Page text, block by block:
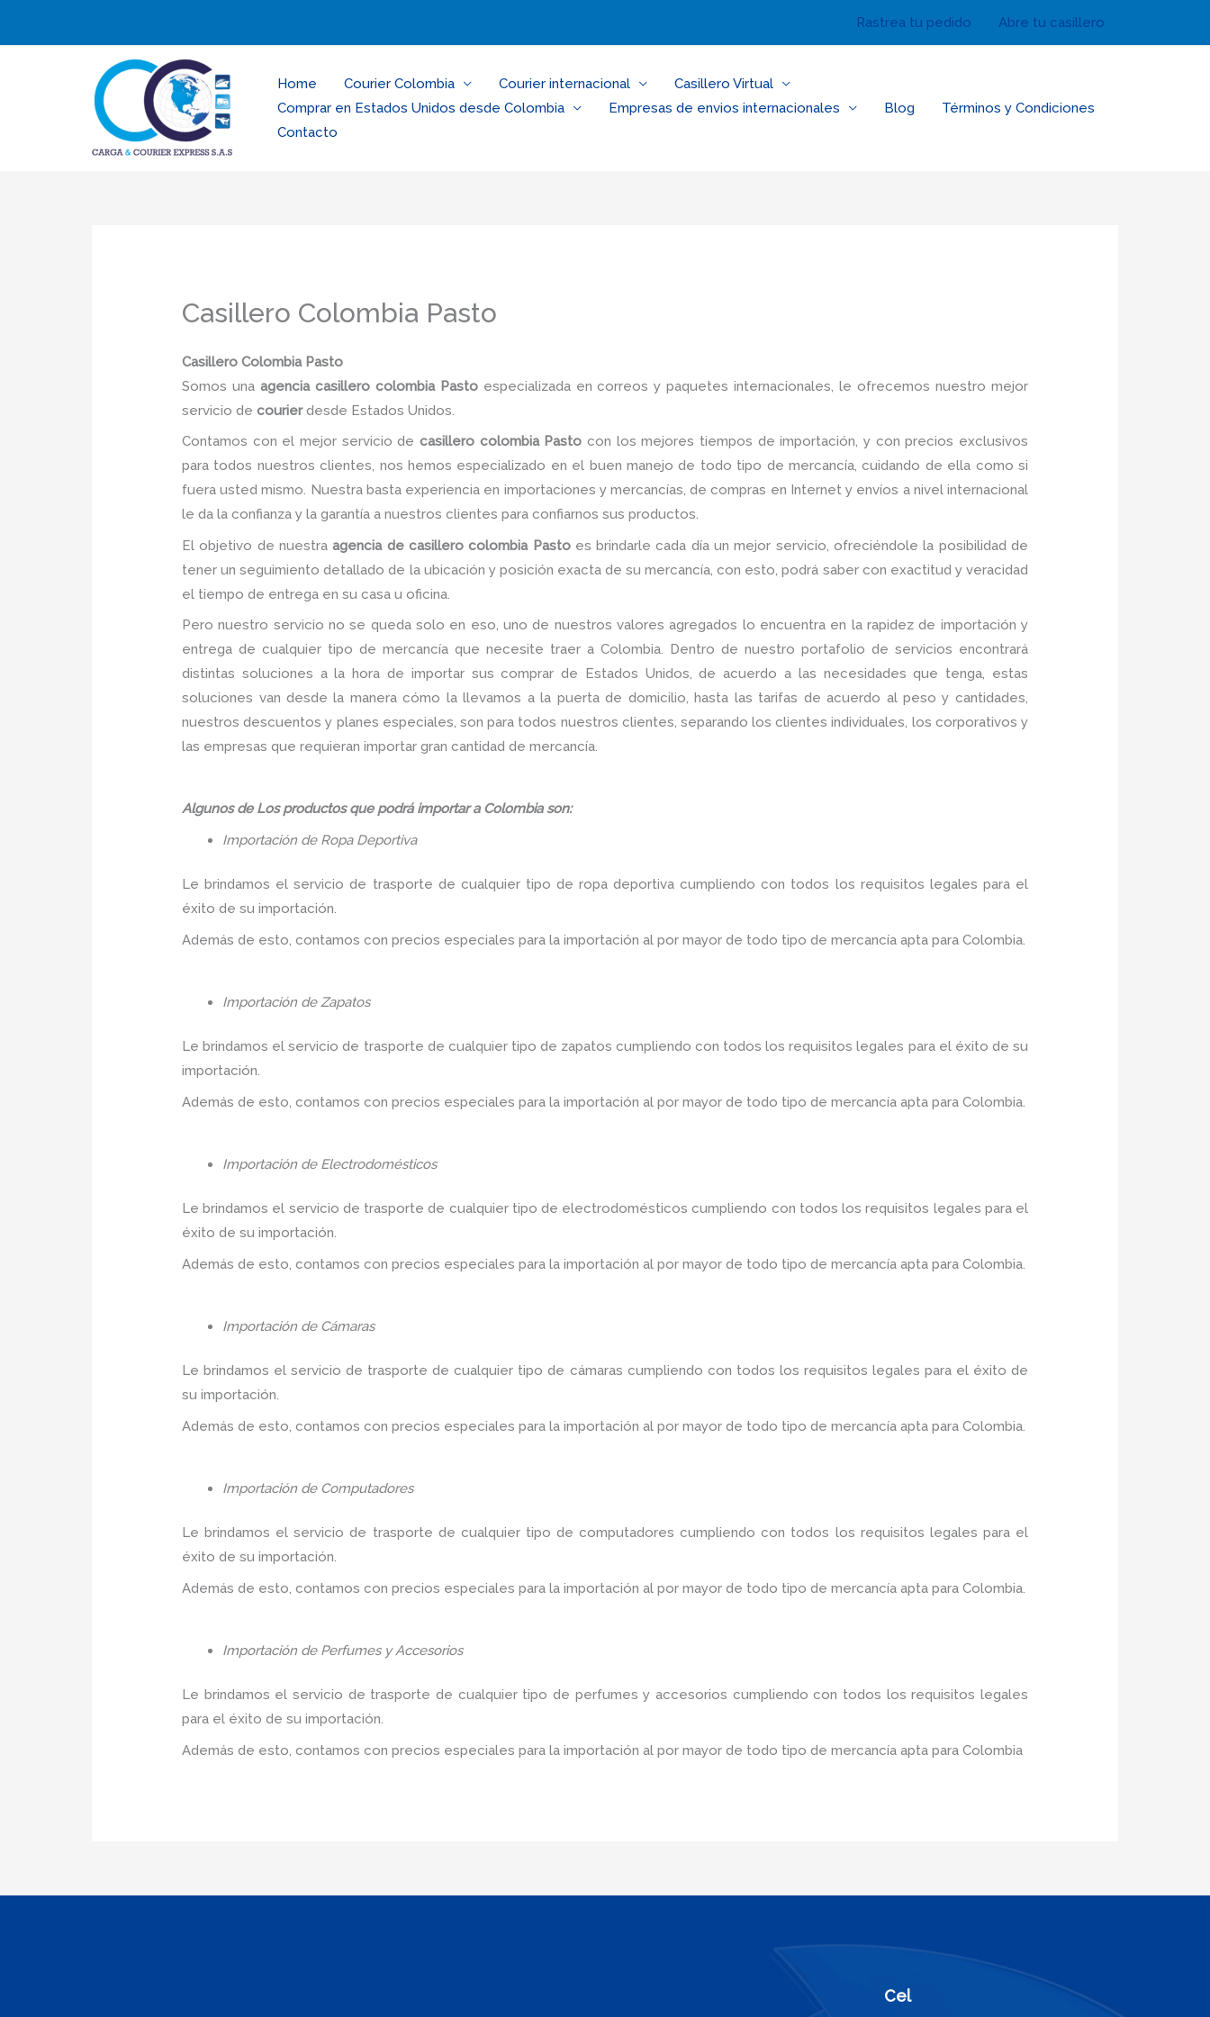
Rastrea tu pedido Abre tu casillero
Home Courier Colombia Courier internacional
Casillero Virtual
Comprar en Estados Unidos desde Colombia
Empresas de envios internacionales Blog
Términos y Condiciones
Contacto
Casillero Colombia Pasto
Casillero Colombia Pasto
Somos una agencia casillero colombia Pastoespecializada en correos y paquetes internacionales, le ofrecemos nuestro mejor
servicio de courierdesde Estados Unidos.
Contamos con el mejor servicio decasillero colombia Pasto con los mejores tiempos de importación, y con precios exclusivos
para todos nuestros clientes, nos hemos especializado en el buen manejo de todo tipo de mercancía, cuidando de ella como si
fuera usted mismo. Nuestra basta experiencia en importaciones y mercancías, de compras en Internet y envíos a nivel internacional
le da la confianza y la garantía a nuestros clientes para confiarnos sus productos.
El objetivo de nuestraagencia de casillero colombia Pastoes brindarle cada día un mejor servicio, ofreciéndole la posibilidad de
tener un seguimiento detallado de la ubicación y posición exacta de su mercancía, con esto, podrá saber con exactitud y veracidad
el tiempo de entrega en su casa u oficina.
Pero nuestro servicio no se queda solo en eso, uno de nuestros valores agregados lo encuentra en la rapidez de importación y
entrega de cualquier tipo de mercancía que necesite traer a Colombia. Dentro de nuestro portafolio de servicios encontrará
distintas soluciones a la hora de importar sus comprar de Estados Unidos, de acuerdo a las necesidades que tenga, estas
soluciones van desde la manera cómo la llevamos a la puerta de domicilio, hasta las tarifas de acuerdo al peso y cantidades,
nuestros descuentos y planes especiales, son para todos nuestros clientes, separando los clientes individuales, los corporativos y
las empresas que requieran importar gran cantidad de mercancía.
Algunos de Los productos que podrá importar a Colombia son:
Importación de Ropa Deportiva
Le brindamos el servicio de trasporte de cualquier tipo de ropa deportiva cumpliendo con todos los requisitos legales para el
éxito de su importación.
Además de esto, contamos con precios especiales para la importación al por mayor de todo tipo de mercancía apta para Colombia.
Importación de Zapatos
Le brindamos el servicio de trasporte de cualquier tipo de zapatos cumpliendo con todos los requisitos legales para el éxito de su
importación.
Además de esto, contamos con precios especiales para la importación al por mayor de todo tipo de mercancía apta para Colombia.
Importación de Electrodomésticos
Le brindamos el servicio de trasporte de cualquier tipo de electrodomésticos cumpliendo con todos los requisitos legales para el
éxito de su importación.
Además de esto, contamos con precios especiales para la importación al por mayor de todo tipo de mercancía apta para Colombia.
Importación de Cámaras
Le brindamos el servicio de trasporte de cualquier tipo de cámaras cumpliendo con todos los requisitos legales para el éxito de
su importación.
Además de esto, contamos con precios especiales para la importación al por mayor de todo tipo de mercancía apta para Colombia.
Importación de Computadores
Le brindamos el servicio de trasporte de cualquier tipo de computadores cumpliendo con todos los requisitos legales para el
éxito de su importación.
Además de esto, contamos con precios especiales para la importación al por mayor de todo tipo de mercancía apta para Colombia.
Importación de Perfumes y Accesorios
Le brindamos el servicio de trasporte de cualquier tipo de perfumes y accesorios cumpliendo con todos los requisitos legales
para el éxito de su importación.
Además de esto, contamos con precios especiales para la importación al por mayor de todo tipo de mercancía apta para Colombia
Cel